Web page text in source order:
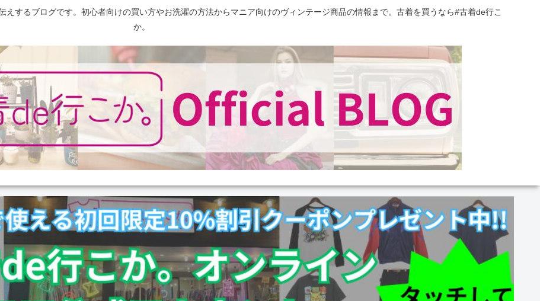
するブログです。初心者向けの買い方やお洗濯の方法からマニア向けのヴィンテージ商品の情報まで。古着を買うなら#古着de行こ
か。